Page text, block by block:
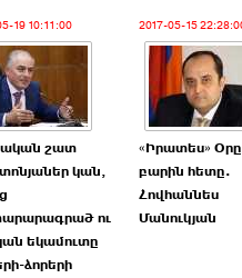
19 10:11:00
շատ
կան,
ու
եկամուտը
ձորերի
2017-05-15
«Իրատես»
բարին հետը.
Հովհաննես
Մանուկյան